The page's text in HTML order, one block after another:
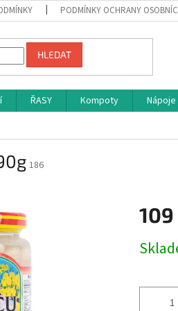
PODMÍNKY OCHRANY
HLEDAT
ŘASY Kompoty Nápoje
186
109
cena: